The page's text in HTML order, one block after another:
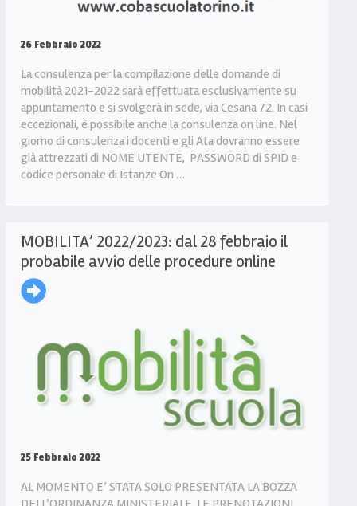
26 Febbraio 2022
La consulenza per la compilazione delle domande di
mobilità 2021-2022 sarà effettuata esclusivamente su
appuntamento e si svolgerà in sede, via Cesana 72. In casi
eccezionali, è possibile anche la consulenza on line. Nel
giorno di consulenza i docenti e gli Ata dovranno essere
già attrezzati di NOME UTENTE, PASSWORD di SPID e
codice personale di Istanze On …
MOBILITA’ 2022/2023: dal 28 febbraio il
probabile avvio delle procedure online
25 Febbraio 2022
AL MOMENTO E’ STATA SOLO PRESENTATA LA BOZZA